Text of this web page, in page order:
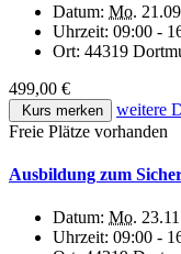
Datum: Mo.
Uhrzeit: 09:00 -
Ort: 44319
499,00 €
Kurs merken
weitere
Freie Plätze vorhanden
Ausbildung zum
Datum: Mo.
Uhrzeit: 09:00 -